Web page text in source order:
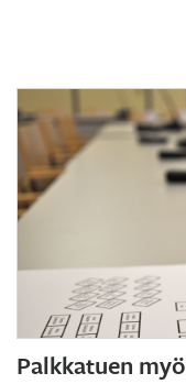
Palkkatuen